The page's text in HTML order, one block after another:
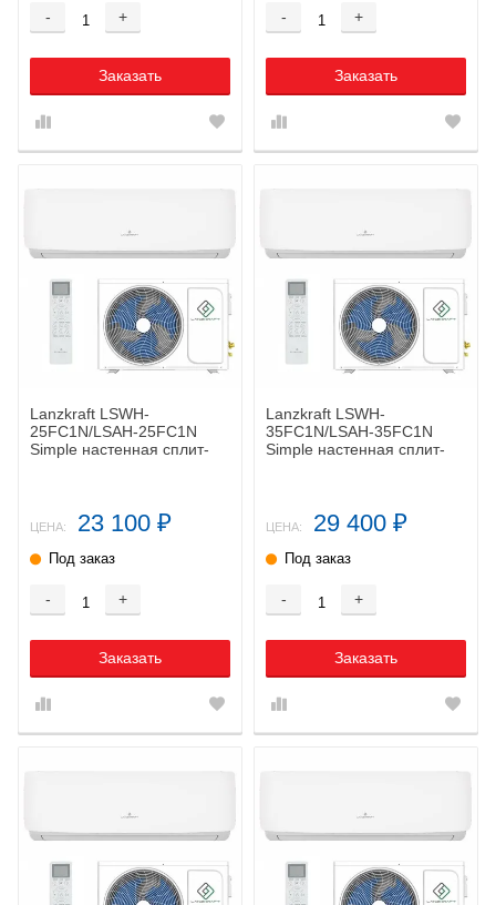
- +
Заказать
- +
Заказать
Lanzkraft LSWH-
25FC1N/LSAH-25FC1N
Simple настенная сплит-
ЦЕНА: 23 100 ₽
Под заказ
- +
Заказать
Lanzkraft LSWH-
35FC1N/LSAH-35FC1N
Simple настенная сплит-
ЦЕНА: 29 400 ₽
Под заказ
- +
Заказать